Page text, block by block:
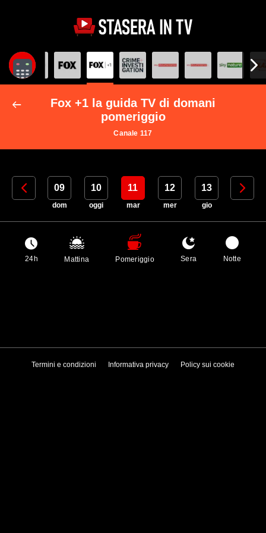
Fox +1 la guida TV di domani
pomeriggio
Canale 117
08 09
dom
10
oggi
11
mar
12
mer
13
gio
14
24h Mattina Pomeriggio Sera Notte
Termini e condizioni Informativa privacy Policy sui cookie